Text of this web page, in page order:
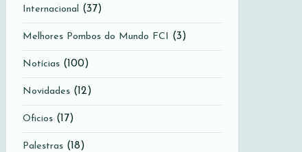
Internacional (37)
Melhores Pombos do Mundo FCI (3)
Notícias (100)
Novidades (12)
Oficios (17)
Palestras (18)